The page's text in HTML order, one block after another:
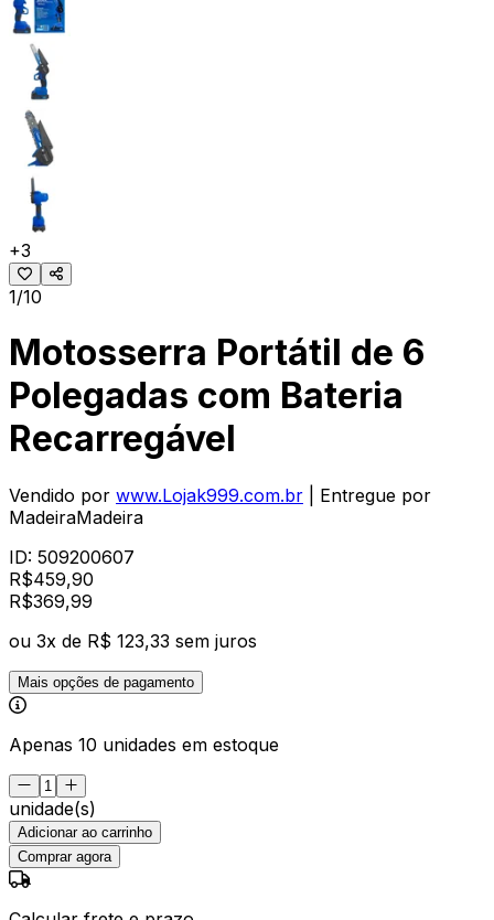
+3
1/10
Motosserra Portátil de 6
Polegadas com Bateria
Recarregável
Vendido por www.Lojak999.com.br
| Entregue por
MadeiraMadeira
ID: 509200607
R$459,90
R$369,99
ou 3x de R$ 123,33 sem juros
Mais opções de pagamento
Apenas 10 unidades em estoque
unidade(s)
Adicionar ao carrinho
Comprar agora